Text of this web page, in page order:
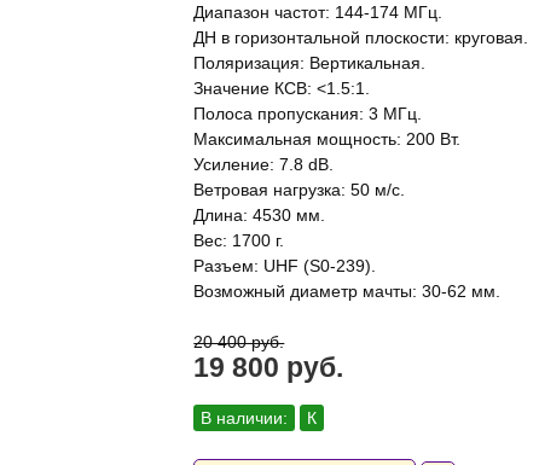
Диапазон частот: 144-174 МГц.
ДН в горизонтальной плоскости: круговая.
Поляризация: Вертикальная.
Значение КСВ: <1.5:1.
Полоса пропускания: 3 МГц.
Максимальная мощность: 200 Вт.
Усиление: 7.8 dB.
Ветровая нагрузка: 50 м/с.
Длина: 4530 мм.
Вес: 1700 г.
Разъем: UHF (S0-239).
Возможный диаметр мачты: 30-62 мм.
20 400 руб.
19 800 руб.
В наличии: К